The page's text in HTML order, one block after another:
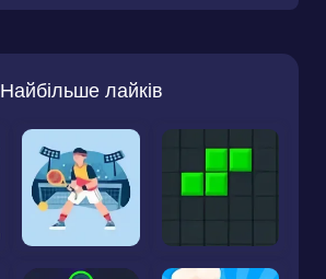
Найбільше лайків